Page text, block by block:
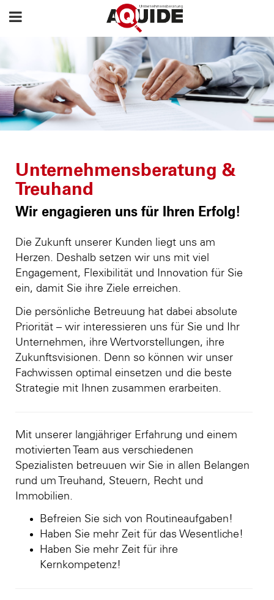
Unternehmensberatung &
Treuhand
Wir engagieren uns für Ihren Erfolg!
Die Zukunft unserer Kunden liegt uns am
Herzen. Deshalb setzen wir uns mit viel
Engagement, Flexibilität und Innovation für Sie
ein, damit Sie ihre Ziele erreichen.
Die persönliche Betreuung hat dabei absolute
Priorität – wir interessieren uns für Sie und Ihr
Unternehmen, ihre Wertvorstellungen, ihre
Zukunftsvisionen. Denn so können wir unser
Fachwissen optimal einsetzen und die beste
Strategie mit Ihnen zusammen erarbeiten.
Mit unserer langjähriger Erfahrung und einem
motivierten Team aus verschiedenen
Spezialisten betreuuen wir Sie in allen Belangen
rund um Treuhand, Steuern, Recht und
Immobilien.
Befreien Sie sich von Routineaufgaben!
Haben Sie mehr Zeit für das Wesentliche!
Haben Sie mehr Zeit für ihre
Kernkompetenz!